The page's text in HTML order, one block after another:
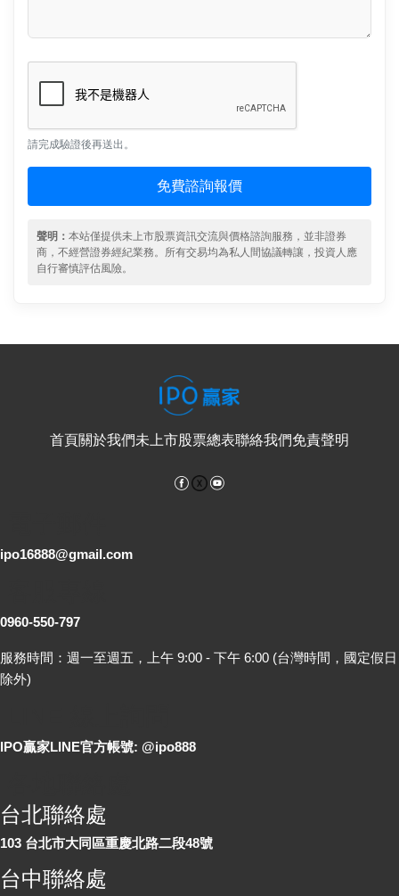
請完成驗證後再送出。
免費諮詢報價
聲明： 本站僅提供未上市股票資訊交流與價格諮詢服務，並非證券
商，不經營證券經紀業務。所有交易均為私人間協議轉讓，投資人應
自行審慎評估風險。
首頁關於我們未上市股票總表聯絡我們免責聲明
Facebook
ipo16888@gmail.com
0960-550-797
服務時間：週一至週五，上午 9:00 - 下午 6:00 (台灣時間，國定假日
除外)
IPO贏家LINE官方帳號: @ipo888
台北聯絡處
103 台北市大同區重慶北路二段48號
台中聯絡處